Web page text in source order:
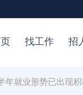
找工作 招
年就业形势已出现